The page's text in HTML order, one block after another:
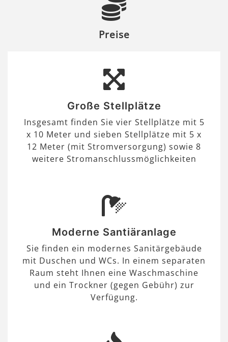
Preise
Große Stellplätze
Insgesamt finden Sie vier Stellplätze mit 5
x 10 Meter und sieben Stellplätze mit 5 x
12 Meter (mit Stromversorgung) sowie 8
weitere Stromanschlussmöglichkeiten
Moderne Santiäranlage
Sie finden ein modernes Sanitärgebäude
mit Duschen und WCs. In einem separaten
Raum steht Ihnen eine Waschmaschine
und ein Trockner (gegen Gebühr) zur
Verfügung.